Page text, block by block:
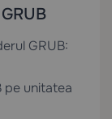
GRUB:
pe unitatea